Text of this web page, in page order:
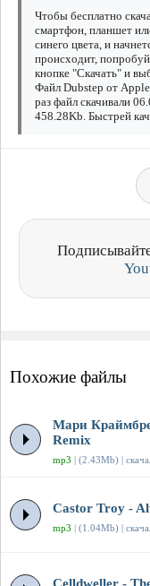
Чтобы бесплатно
смартфон, планшет
синего цвета, и
происходит,
кнопке "Скачать" и
Файл Dubstep от
раз файл скачивали
458.28Kb. Быстрей
Похожие файлы
Мари
Remix
mp3 | (2.43Mb) |
Castor Troy -
mp3 | (1.04Mb) |